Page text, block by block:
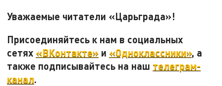
Уважаемые читатели «Царьграда»!
Присоединяйтесь к нам в социальных
сетях «ВКонтакте» и «Одноклассники», а
также подписывайтесь на наш телеграм-
канал.